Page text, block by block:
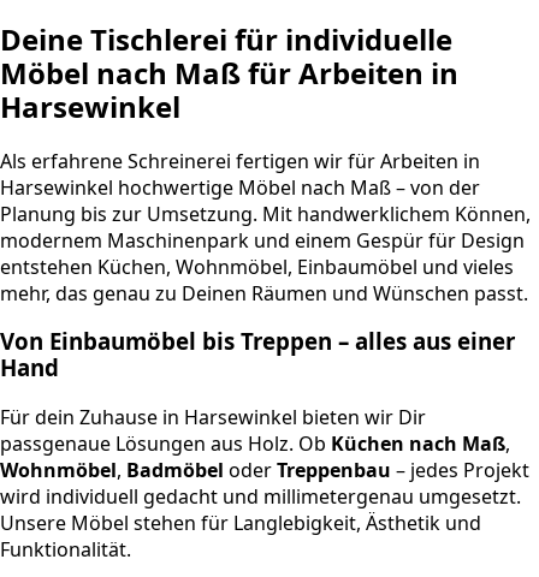
Deine Tischlerei für individuelle
Möbel nach Maß für Arbeiten in
Harsewinkel
Als erfahrene Schreinerei fertigen wir für Arbeiten in
Harsewinkel hochwertige Möbel nach Maß – von der
Planung bis zur Umsetzung. Mit handwerklichem Können,
modernem Maschinenpark und einem Gespür für Design
entstehen Küchen, Wohnmöbel, Einbaumöbel und vieles
mehr, das genau zu Deinen Räumen und Wünschen passt.
Von Einbaumöbel bis Treppen – alles aus einer
Hand
Für dein Zuhause in Harsewinkel bieten wir Dir
passgenaue Lösungen aus Holz. Ob Küchen nach Maß,
Wohnmöbel, Badmöbel oderTreppenbau – jedes Projekt
wird individuell gedacht und millimetergenau umgesetzt.
Unsere Möbel stehen für Langlebigkeit, Ästhetik und
Funktionalität.